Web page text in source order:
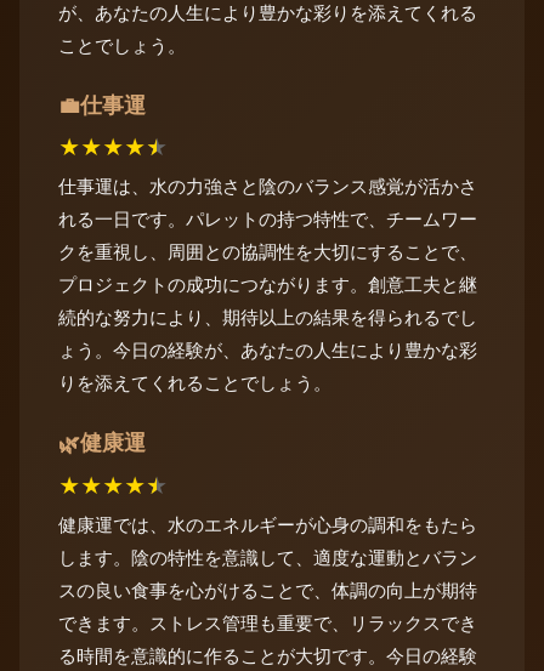
が、あなたの人生により豊かな彩りを添えてくれる
ことでしょう。
💼仕事運
★★★★★
仕事運は、水の力強さと陰のバランス感覚が活かさ
れる一日です。パレットの持つ特性で、チームワー
クを重視し、周囲との協調性を大切にすることで、
プロジェクトの成功につながります。創意工夫と継
続的な努力により、期待以上の結果を得られるでし
ょう。今日の経験が、あなたの人生により豊かな彩
りを添えてくれることでしょう。
🌿健康運
★★★★★
健康運では、水のエネルギーが心身の調和をもたら
します。陰の特性を意識して、適度な運動とバラン
スの良い食事を心がけることで、体調の向上が期待
できます。ストレス管理も重要で、リラックスでき
る時間を意識的に作ることが大切です。今日の経験